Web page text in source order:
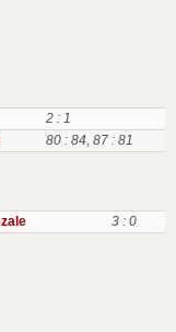
2 : 1
80 : 84, 87 : 81
3 : 0